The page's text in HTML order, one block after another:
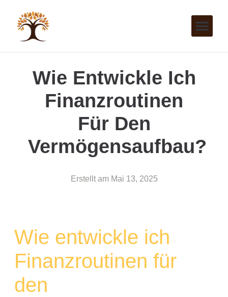
Wie Entwickle Ich
Finanzroutinen
Für Den
Vermögensaufbau?
Erstellt am Mai 13, 2025
Wie entwickle ich
Finanzroutinen für
den